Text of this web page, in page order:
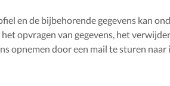
en de bijbehorende gegevens kan
opvragen van gegevens, het
opnemen door een mail te sturen